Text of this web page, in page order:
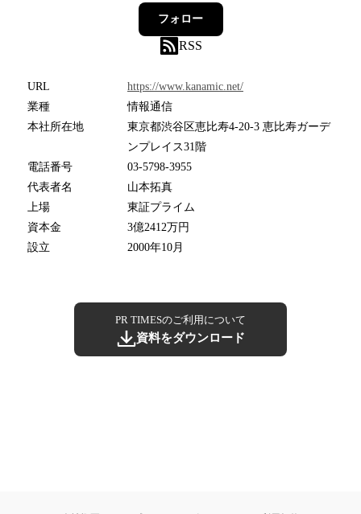
フォロー
RSS
URL
https://www.kanamic.net/
業種
情報通信
本社所在地
東京都渋谷区恵比寿4-20-3 恵比寿ガーデ
ンプレイス31階
電話番号
03-5798-3955
代表者名
山本拓真
上場
東証プライム
資本金
3億2412万円
設立
2000年10月
PR TIMESのご利用について
資料をダウンロード